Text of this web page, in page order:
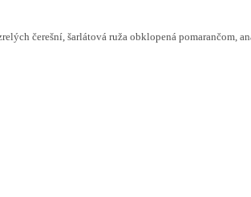
čerešní, šarlátová ruža obklopená